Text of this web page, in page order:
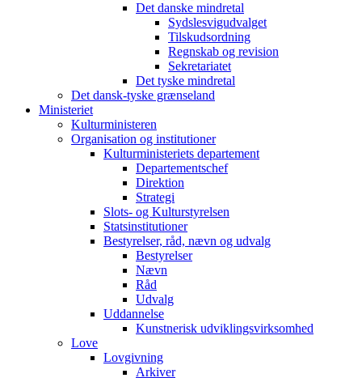
Det danske mindretal
Sydslesvigudvalget
Tilskudsordning
Regnskab og revision
Sekretariatet
Det tyske mindretal
Det dansk-tyske grænseland
Ministeriet
Kulturministeren
Organisation og institutioner
Kulturministeriets departement
Departementschef
Direktion
Strategi
Slots- og Kulturstyrelsen
Statsinstitutioner
Bestyrelser, råd, nævn og udvalg
Bestyrelser
Nævn
Råd
Udvalg
Uddannelse
Kunstnerisk udviklingsvirksomhed
Love
Lovgivning
Arkiver